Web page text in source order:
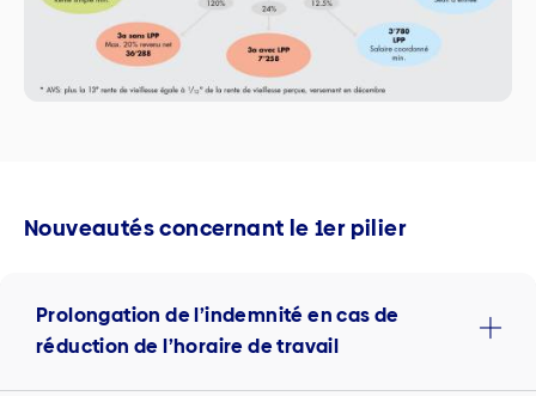
Nouveautés concernant le 1er pilier
Prolongation de l’indemnité en cas de
réduction de l’horaire de travail